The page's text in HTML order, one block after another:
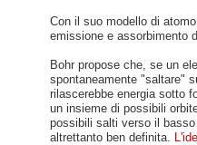
Con il suo modello di
emissione e assorbimento
Bohr propose che, se un
spontaneamente "saltare"
rilascerebbe energia sotto
un insieme di possibili
possibili salti verso il
altrettanto ben definita.